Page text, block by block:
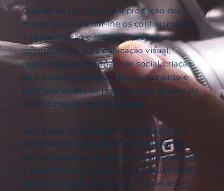
O curso de multimédia e produção dos
media nível I vai dar-lhe os conhecimentos,
a comunicação e média, o processo
comunicativo, a comunicação visual,
características de uma rede social, criação
de aplicações sociais, o funcionamento e
potencialidades de redes sociais, através da
aprendizagem teórico-prática.
Seja capaz de fazer parte de equipas em
agências de publicidade, operadores de
comunicação, consultores de comunicação
e multimédia, e ainda com a possibilidade
de dar formação na área da multimédia e